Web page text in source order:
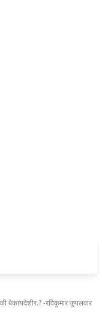
बेकायदेशीर.? -रविकुमार पूप्पलवार